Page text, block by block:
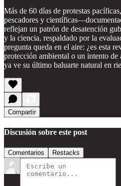
Más de 60 días de protestas
pescadores y
reflejan un patrón de desatención
y la ciencia, respaldado por la
pregunta queda en el aire: ¿es esta
protección ambiental o un intento
ya ve su último baluarte natural en
Compartir
Discusión sobre este post
Comentarios Restacks